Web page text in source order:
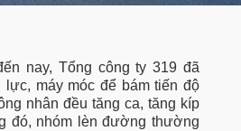
nay, Tổng công ty 319 đã
máy móc để bám tiến độ
nhân đều tăng ca, tăng kíp
đó, nhóm lèn đường thường